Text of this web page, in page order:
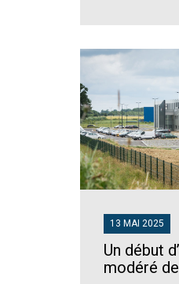
13 MAI 2025
Un début
modéré